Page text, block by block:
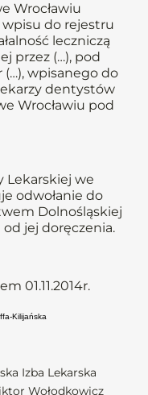
Wrocławiu
do rejestru
leczniczą
przez (…), pod
wpisanego do
dentystów
Wrocławiu pod
Lekarskiej we
odwołanie do
Dolnośląskiej
od jej doręczenia.
01.11.2014r.
Kilijańska
Izba Lekarska
Wołodkowicz